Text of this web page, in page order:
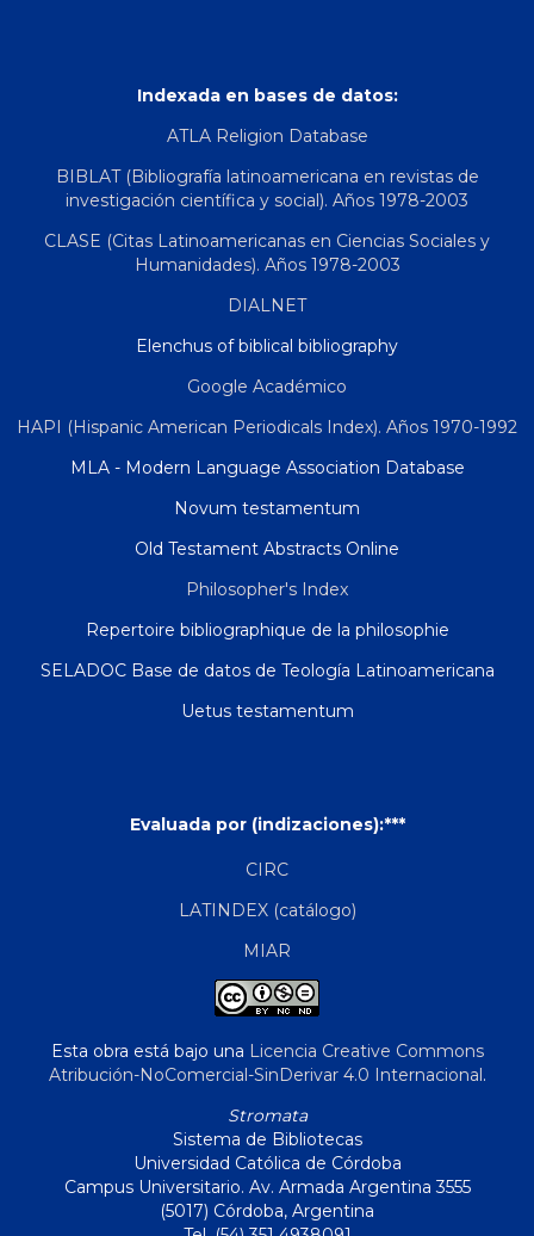
Indexada en bases de datos:
ATLA Religion Database
BIBLAT (Bibliografía latinoamericana en revistas de
investigación científica y social). Años 1978-2003
CLASE (Citas Latinoamericanas en Ciencias Sociales y
Humanidades). Años 1978-2003
DIALNET
Elenchus of biblical bibliography
Google Académico
HAPI (Hispanic American Periodicals Index). Años 1970-1992
MLA - Modern Language Association Database
Novum testamentum
Old Testament Abstracts Online
Philosopher's Index
Repertoire bibliographique de la philosophie
SELADOC Base de datos de Teología Latinoamericana
Uetus testamentum
Evaluada por (indizaciones):***
CIRC
LATINDEX (catálogo)
MIAR
Esta obra está bajo una Licencia Creative Commons
Atribución-NoComercial-SinDerivar 4.0 Internacional.
Stromata
Sistema de Bibliotecas
Universidad Católica de Córdoba
Campus Universitario. Av. Armada Argentina 3555
(5017) Córdoba, Argentina